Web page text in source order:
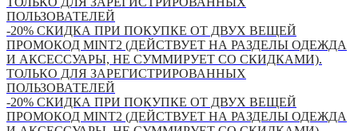
ПОЛЬЗОВАТЕЛЕЙ
-20% СКИДКА ПРИ ПОКУПКЕ ОТ ДВУХ ВЕЩЕЙ
ПРОМОКОД MINT2 (ДЕЙСТВУЕТ НА РАЗДЕЛЫ ОДЕЖДА
И АКСЕССУАРЫ, НЕ СУММИРУЕТ СО СКИДКАМИ).
ТОЛЬКО ДЛЯ ЗАРЕГИСТРИРОВАННЫХ
ПОЛЬЗОВАТЕЛЕЙ
-20% СКИДКА ПРИ ПОКУПКЕ ОТ ДВУХ ВЕЩЕЙ
ПРОМОКОД MINT2 (ДЕЙСТВУЕТ НА РАЗДЕЛЫ ОДЕЖДА